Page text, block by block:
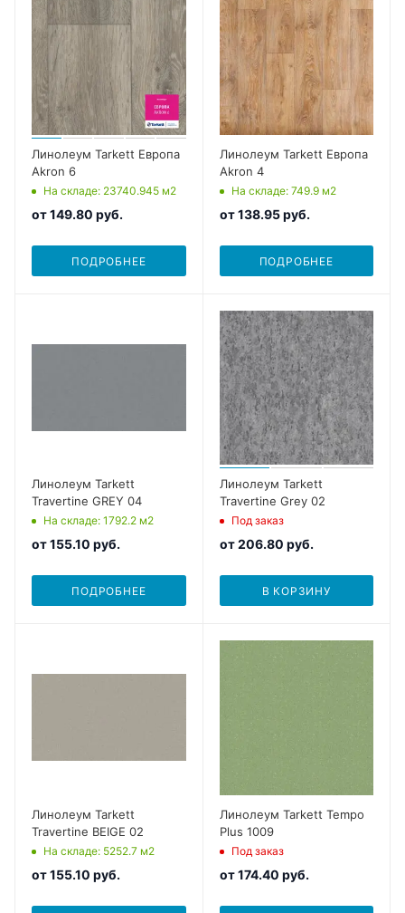
Линолеум Tarkett Европа
Akron 6
На складе: 23740.945 м2
от149.80 руб.
ПОДРОБНЕЕ
Линолеум Tarkett Европа
Akron 4
На складе: 749.9 м2
от138.95 руб.
ПОДРОБНЕЕ
Линолеум Tarkett
Travertine GREY 04
На складе: 1792.2 м2
от155.10 руб.
ПОДРОБНЕЕ
Линолеум Tarkett
Travertine Grey 02
Под заказ
от206.80 руб.
В КОРЗИНУ
Линолеум Tarkett
Travertine BEIGE 02
На складе: 5252.7 м2
от155.10 руб.
Линолеум Tarkett Tempo
Plus 1009
Под заказ
от174.40 руб.